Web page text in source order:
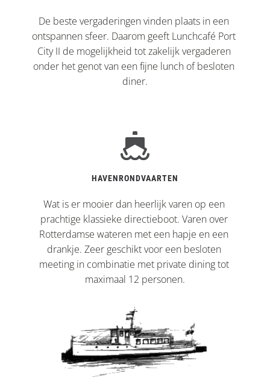
De beste vergaderingen vinden plaats in een
ontspannen sfeer. Daarom geeft Lunchcafé Port
City II de mogelijkheid tot zakelijk vergaderen
onder het genot van een fijne lunch of besloten
diner.
HAVENRONDVAARTEN
Wat is er mooier dan heerlijk varen op een
prachtige klassieke directieboot. Varen over
Rotterdamse wateren met een hapje en een
drankje. Zeer geschikt voor een besloten
meeting in combinatie met private dining tot
maximaal 12 personen.